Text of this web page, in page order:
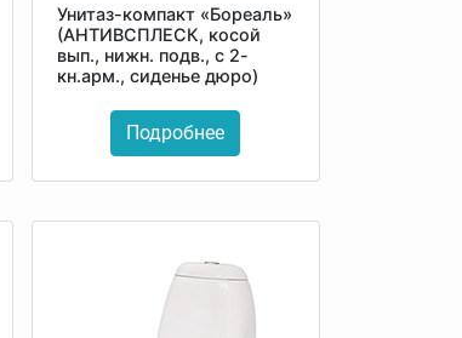
Унитаз-компакт «Бореаль»
(АНТИВСПЛЕСК, косой
вып., нижн. подв., с 2-
кн.арм., сиденье дюро)
Подробнее